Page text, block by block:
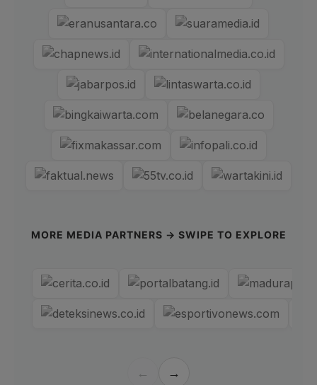
MORE MEDIA PARTNERS → SWIPE TO EXPLORE
← →